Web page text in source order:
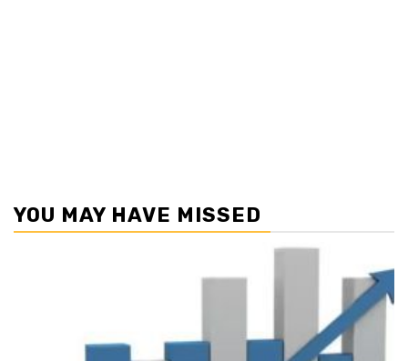
YOU MAY HAVE MISSED